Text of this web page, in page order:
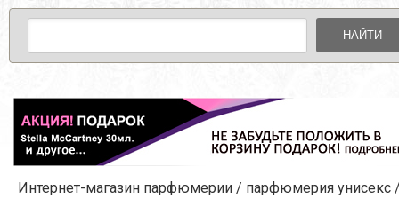
ПАРТНЕРСТВО
КОНТАКТЫ
УНИСЕКС ПАРФЮМЕРИЯ
ЖЕНСКИЕ НАБОРЫ
МУЖСКИЕ НАБОРЫ
УНИСЕКС НАБОРЫ
УХОД ЗА ЛИЦОМ
УХОД ЗА ТЕЛОМ
НАЙТИ
Интернет-магазин парфюмерии / парфюмерия унисекс